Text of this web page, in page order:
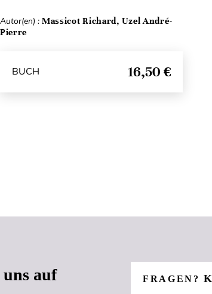
Autor(en) : Massicot Richard, Uzel André-
Pierre
BUCH 16,50 €
uns auf FRAGEN?